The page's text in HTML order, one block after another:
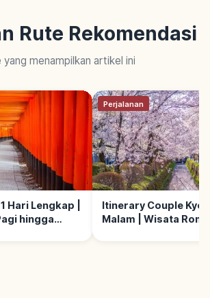
Rute Rekomendasi
yang menampilkan artikel ini
Hari Lengkap |
hingga
Perjalanan
Itinerary Couple
Malam | Wisata